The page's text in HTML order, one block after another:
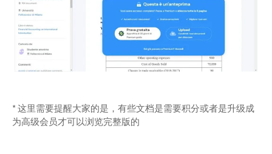
* 这里需要提醒大家的是，有些文档是需要积分或者是升级成
为高级会员才可以浏览完整版的